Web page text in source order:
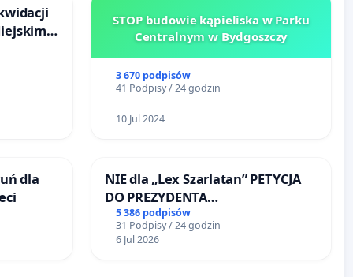
STOP budowie kąpieliska w Parku
Centralnym w Bydgoszczy
3 670 podpisów
41 Podpisy / 24 godzin
10 Jul 2024
dla
NIE dla „Lex Szarlatan” PETYCJA
DO PREZYDENTA
RZECZYPOSPOLITEJ POLSKIEJ
5 386 podpisów
31 Podpisy / 24 godzin
6 Jul 2026